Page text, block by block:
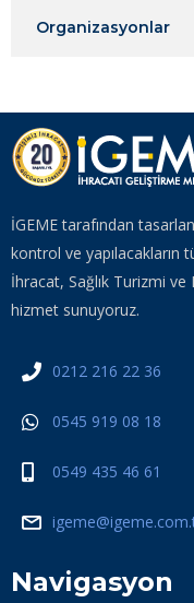
Organizasyonlar
İGEME tarafından
kontrol ve yapılacakların
İhracat, Sağlık Turizmi ve
hizmet sunuyoruz.
0212 216 22 36
0545 919 08 18
0549 435 46 61
Navigasyon